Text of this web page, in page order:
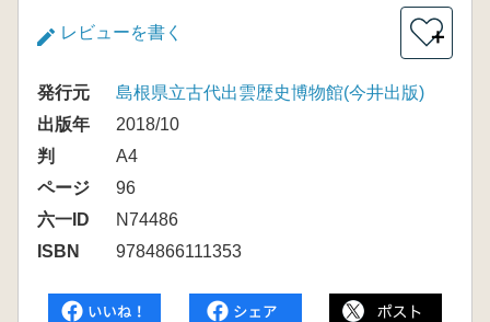
レビューを書く ＋
発行元
島根県立古代出雲歴史博物館(今井出版)
出版年
2018/10
判
A4
ページ
96
六一ID
N74486
ISBN
9784866111353